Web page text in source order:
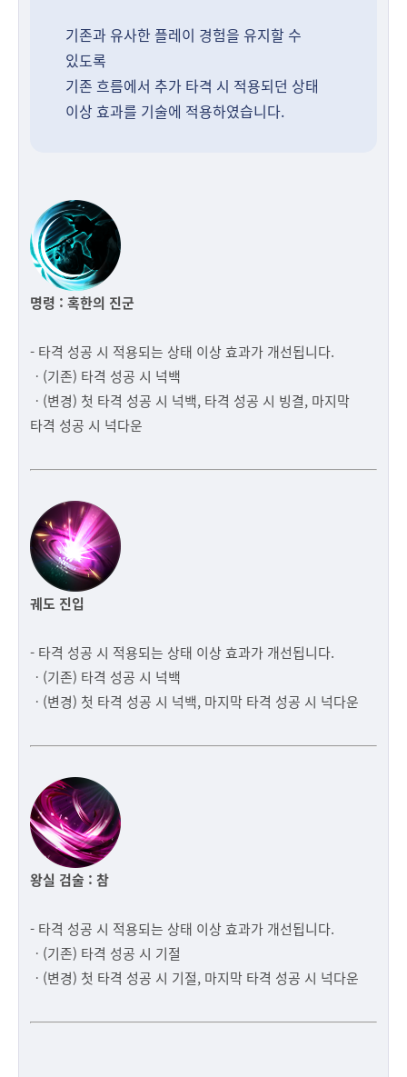
기존과 유사한 플레이 경험을 유지할 수
있도록
기존 흐름에서 추가 타격 시 적용되던 상태
이상 효과를 기술에 적용하였습니다.
명령 : 혹한의 진군
- 타격 성공 시 적용되는 상태 이상 효과가 개선됩니다.
ㆍ(기존) 타격 성공 시 넉백
ㆍ(변경) 첫 타격 성공 시 넉백, 타격 성공 시 빙결, 마지막
타격 성공 시 넉다운
궤도 진입
- 타격 성공 시 적용되는 상태 이상 효과가 개선됩니다.
ㆍ(기존) 타격 성공 시 넉백
ㆍ(변경) 첫 타격 성공 시 넉백, 마지막 타격 성공 시 넉다운
왕실 검술 : 참
- 타격 성공 시 적용되는 상태 이상 효과가 개선됩니다.
ㆍ(기존) 타격 성공 시 기절
ㆍ(변경) 첫 타격 성공 시 기절, 마지막 타격 성공 시 넉다운